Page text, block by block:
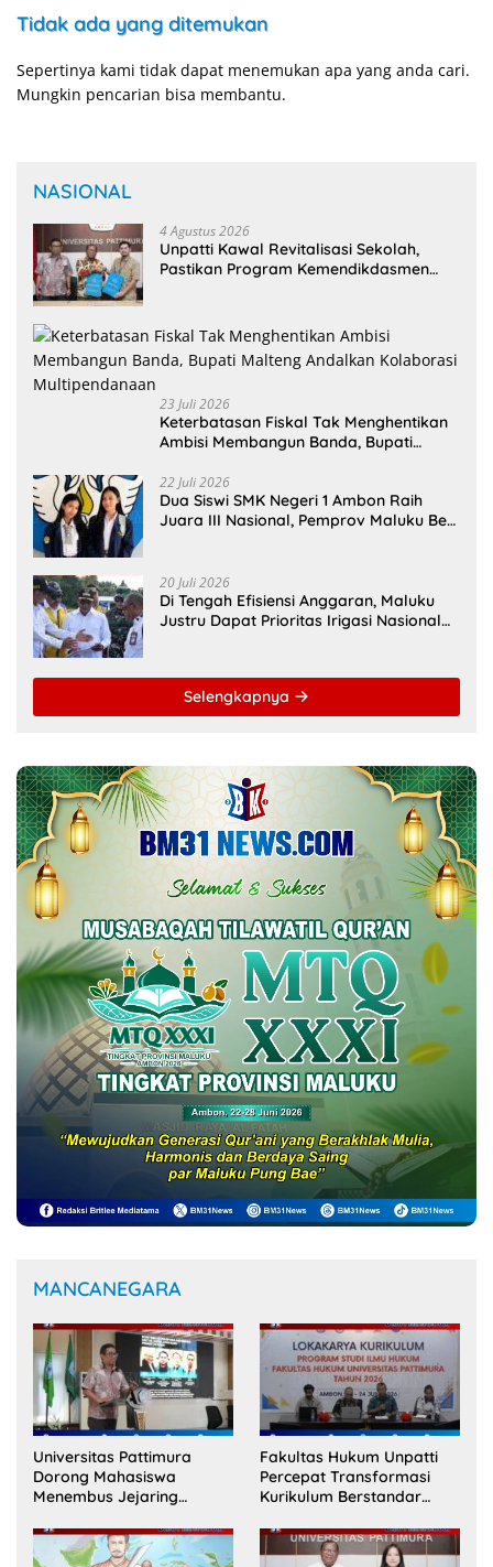
Tidak ada yang ditemukan
Sepertinya kami tidak dapat menemukan apa yang anda cari.
Mungkin pencarian bisa membantu.
NASIONAL
4 Agustus 2026
Unpatti Kawal Revitalisasi Sekolah,
Pastikan Program Kemendikdasmen
23 Juli 2026
Keterbatasan Fiskal Tak Menghentikan
Ambisi Membangun Banda, Bupati
Multipendanaan
22 Juli 2026
Dua Siswi SMK Negeri 1 Ambon Raih
Juara III Nasional, Pemprov Maluku Beri
20 Juli 2026
Di Tengah Efisiensi Anggaran, Maluku
Justru Dapat Prioritas Irigasi Nasional
Selengkapnya
MANCANEGARA
Universitas Pattimura
Dorong Mahasiswa
Menembus Jejaring
Kolaborasi Diaspora
Indonesia
Fakultas Hukum Unpatti
Percepat Transformasi
Kurikulum Berstandar
Akreditasi ACQUIN